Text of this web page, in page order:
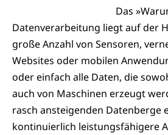
Das
Datenverarbeitung liegt auf der
große Anzahl von Sensoren,
Websites oder mobilen
oder einfach alle Daten, die
auch von Maschinen erzeugt
rasch ansteigenden Datenberge
kontinuierlich leistungsfähigere